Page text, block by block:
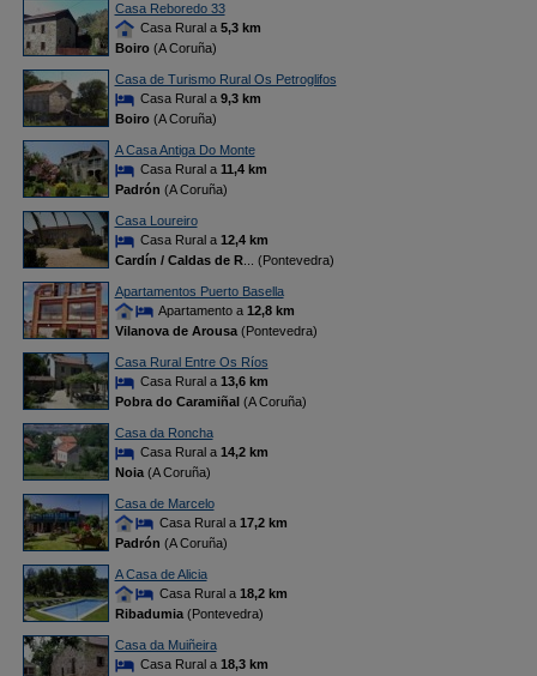
Casa Reboredo 33
Casa Rural a 5,3 km
Boiro(A Coruña)
Casa de Turismo Rural Os Petroglifos
Casa Rural a 9,3 km
Boiro(A Coruña)
A Casa Antiga Do Monte
Casa Rural a 11,4 km
Padrón (A Coruña)
Casa Loureiro
Casa Rural a 12,4 km
Cardín / Caldas de R... (Pontevedra)
Apartamentos Puerto Basella
Apartamento a 12,8 km
Vilanova de Arousa(Pontevedra)
Casa Rural Entre Os Ríos
Casa Rural a 13,6 km
Pobra do Caramiñal(A Coruña)
Casa da Roncha
Casa Rural a 14,2 km
Noia(A Coruña)
Casa de Marcelo
Casa Rural a 17,2 km
Padrón (A Coruña)
A Casa de Alicia
Casa Rural a 18,2 km
Ribadumia(Pontevedra)
Casa da Muiñeira
Casa Rural a 18,3 km